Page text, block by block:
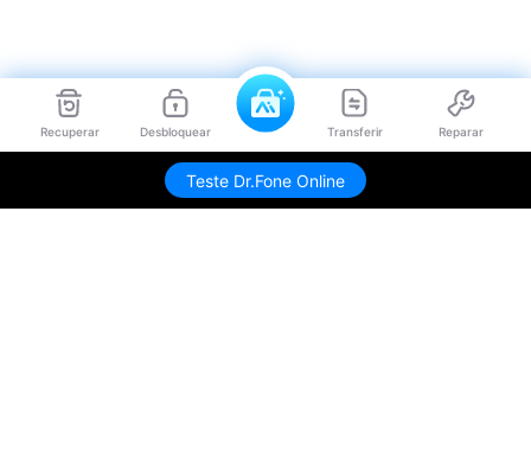
Recuperar Desbloquear Transferir Reparar
Teste Dr.Fone Online